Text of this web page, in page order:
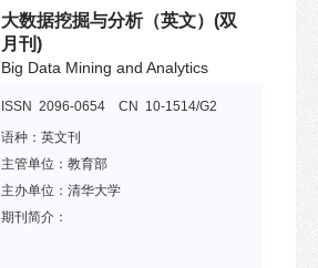
展，内容涵盖基础科学研究与
师、影像研究人员、技术专家
时也致力于为非放射科临床医
作为一本多学科交叉的国际期
刊，AUDT 发表创新性和原创
性研究，涵盖超声、X射线、计
设和创作实践提供有力支持，
围内城市设计领域的前沿议题
搭建学术交流平台。
大数据挖掘与分析（英文） (双
月刊)
Big Data Mining and Analytics
ISSN 2096-0654 CN 10-1514/G2
语种： 英文刊
主管单位： 教育部
主办单位： 清华大学
期刊简介：